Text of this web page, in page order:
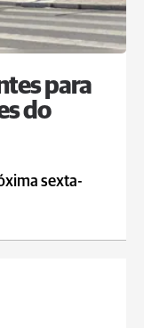
para
do
sexta-